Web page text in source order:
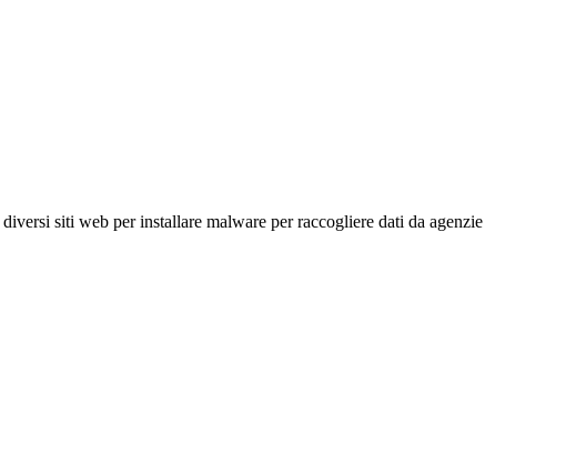
siti web per installare malware per raccogliere dati da agenzie